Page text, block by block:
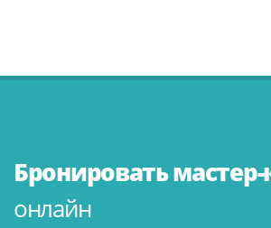
Бронировать мастер-
онлайн